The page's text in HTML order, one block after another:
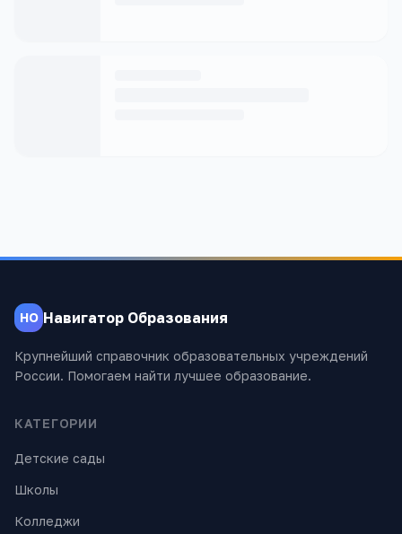
НО Навигатор Образования
Крупнейший справочник образовательных учреждений
России. Помогаем найти лучшее образование.
КАТЕГОРИИ
Детские сады
Школы
Колледжи